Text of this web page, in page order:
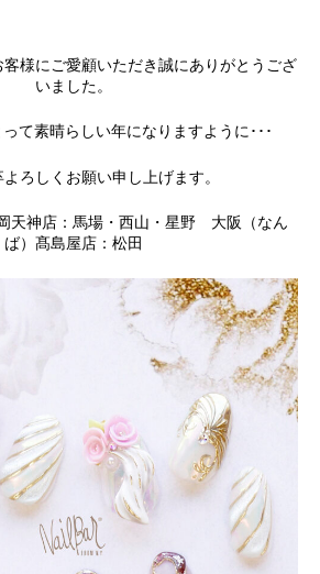
客様にご愛顧いただき誠にありがとうござ
いました。
て素晴らしい年になりますように･･･
ろしくお願い申し上げます。
天神店：馬場・西山・星野 大阪（なん
ば）髙島屋店：松田